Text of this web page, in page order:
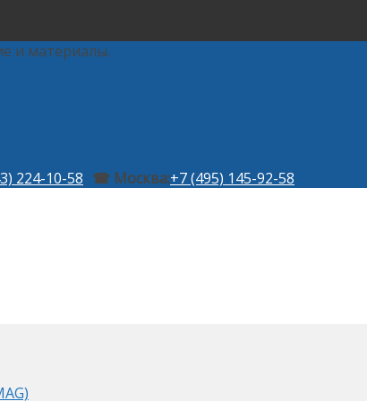
и материалы.
224-10-58 ☎ Москва:+7 (495) 145-92-58